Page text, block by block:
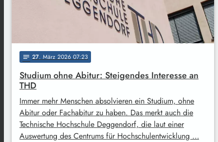
notes 27. März 2026 07:23
Studium ohne Abitur: Steigendes Interesse an
THD
Immer mehr Menschen absolvieren ein Studium, ohne
Abitur oder Fachabitur zu haben. Das merkt auch die
Technische Hochschule Deggendorf, die laut einer
Auswertung des Centrums für Hochschulentwicklung …